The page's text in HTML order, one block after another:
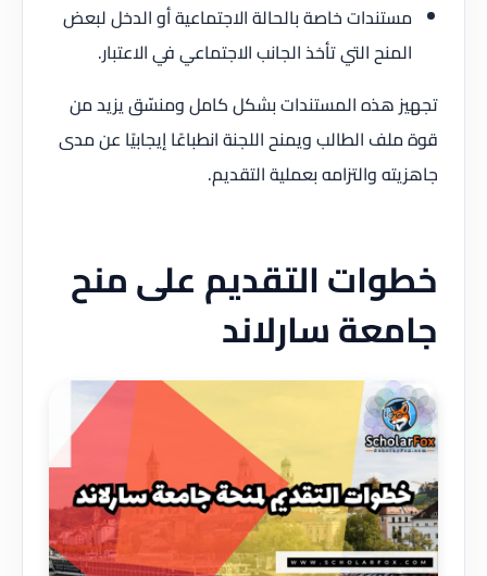
مستندات خاصة بالحالة الاجتماعية أو الدخل لبعض
المنح التي تأخذ الجانب الاجتماعي في الاعتبار.
تجهيز هذه المستندات بشكل كامل ومنسّق يزيد من
قوة ملف الطالب ويمنح اللجنة انطباعًا إيجابيًا عن مدى
جاهزيته والتزامه بعملية التقديم.
خطوات التقديم على منح
جامعة سارلاند